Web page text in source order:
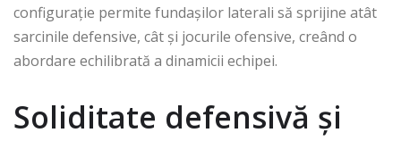
configurație permite fundașilor laterali să sprijine atât
sarcinile defensive, cât și jocurile ofensive, creând o
abordare echilibrată a dinamicii echipei.
Soliditate defensivă și